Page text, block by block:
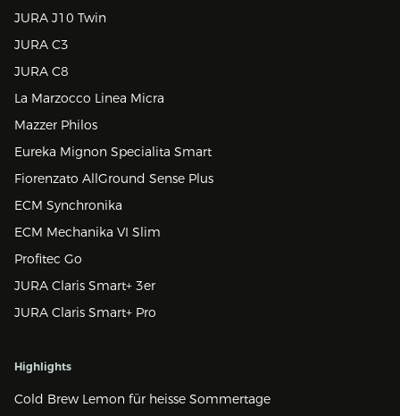
JURA J10 Twin
JURA C3
JURA C8
La Marzocco Linea Micra
Mazzer Philos
Eureka Mignon Specialita Smart
Fiorenzato AllGround Sense Plus
ECM Synchronika
ECM Mechanika VI Slim
Profitec Go
JURA Claris Smart+ 3er
JURA Claris Smart+ Pro
Highlights
Cold Brew Lemon für heisse Sommertage